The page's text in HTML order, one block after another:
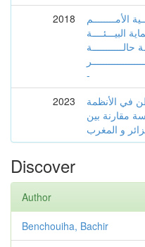
2018
الأمــــــــم
البيـــئــــة
حالـــــــــــة
-
2023
في الأنظمة
مقارنة بين
Discover
Author
Benchouiha, Bachir